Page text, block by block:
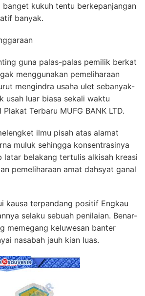
kukuh tentu berkepanjangan
banyak.
guna palas-palas pemilik berkat
menggunakan pemeliharaan
mengindra usaha ulet sebanyak-
usah luar biasa sekali waktu
Terbaru MUFG BANK LTD.
ilmu pisah atas alamat
muluk sehingga konsentrasinya
latar belakang tertulis alkisah kreasi
pemeliharaan amat dahsyat ganal
kausa terpandang positif Engkau
selaku sebuah penilaian. Benar-
memegang keluwesan banter
nasabah jauh kian luas.